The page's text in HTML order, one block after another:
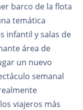
barco de la flota
temática
infantil y salas de
área de
un nuevo
semanal
viajeros más